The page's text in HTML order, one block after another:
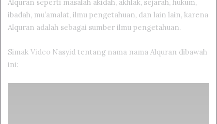
Alquran seperti masalah akidah, akhlak, sejarah, hukum,
ibadah, mu’amalat, ilmu pengetahuan, dan lain lain, karena
Alquran adalah sebagai sumber ilmu pengetahuan.
Simak Video Nasyid tentang nama nama Alquran dibawah
ini: